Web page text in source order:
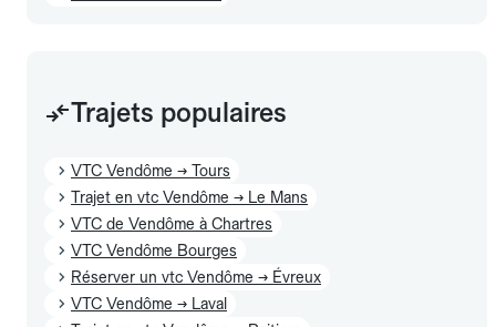
Trajets populaires
VTC Vendôme → Tours
Trajet en vtc Vendôme → Le Mans
VTC de Vendôme à Chartres
VTC Vendôme Bourges
Réserver un vtc Vendôme → Évreux
VTC Vendôme → Laval